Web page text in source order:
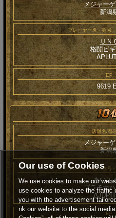
メジャー
新潟
プレーヤー名・称号
ＵＮ
格闘ビ
EP
9619
店舗名/都
メジャー
新潟
プレーヤー名・称号
あいし
プラチナ
EP
Our use of Cookies
We use cookies to make our
use cookies to analyze the traffic
you with the advertisement
nk our website to the social